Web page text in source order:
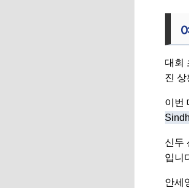
대회
진
이번
신두
입니
안세